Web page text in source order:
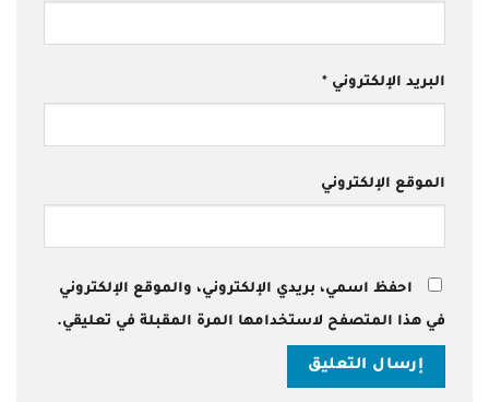
البريد الإلكتروني *
الموقع الإلكتروني
احفظ اسمي، بريدي الإلكتروني، والموقع الإلكتروني
في هذا المتصفح لاستخدامها المرة المقبلة في تعليقي.